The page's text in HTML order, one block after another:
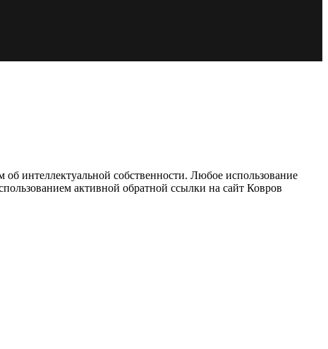
интеллектуальной собственности. Любое использование
активной обратной ссылки на сайт Ковров